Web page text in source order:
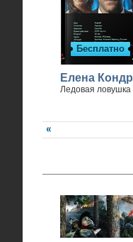
Бесплатно
Елена
Ледовая ловушка